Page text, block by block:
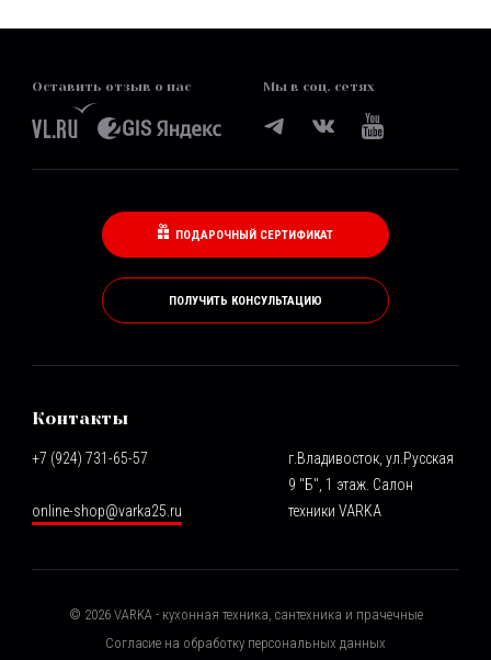
Оставить отзыв о нас Мы в соц. сетях
ПОДАРОЧНЫЙ СЕРТИФИКАТ
ПОЛУЧИТЬ КОНСУЛЬТАЦИЮ
Контакты
+7 (924) 731-65-57
online-shop@varka25.ru
г.Владивосток, ул.Русская
9 "Б", 1 этаж. Салон
техники VARKA
© 2026VARKA - кухонная техника, сантехника и прачечные
Согласие на обработку персональных данных